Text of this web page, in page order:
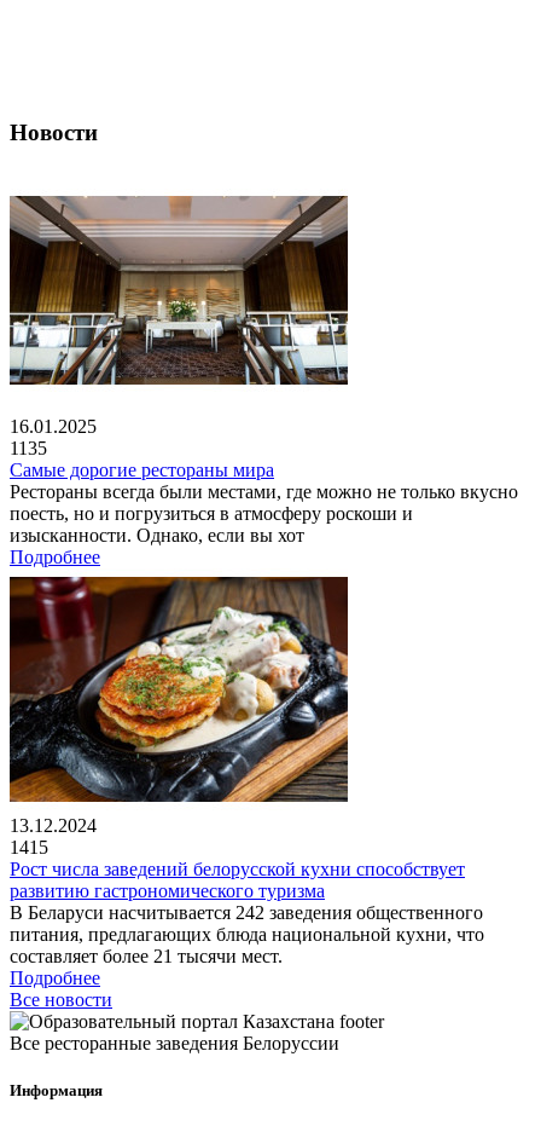
Новости
16.01.2025
1135
Самые дорогие рестораны мира
Рестораны всегда были местами, где можно не только вкусно
поесть, но и погрузиться в атмосферу роскоши и
изысканности. Однако, если вы хот
Подробнее
13.12.2024
1415
Рост числа заведений белорусской кухни способствует
развитию гастрономического туризма
В Беларуси насчитывается 242 заведения общественного
питания, предлагающих блюда национальной кухни, что
составляет более 21 тысячи мест.
Подробнее
Все новости
Все ресторанные заведения Белоруссии
Информация